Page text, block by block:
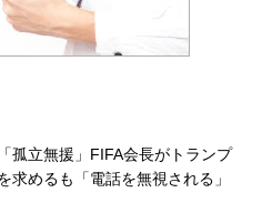
孤立無援」FIFA会長がトランプ
求めるも「電話を無視される」